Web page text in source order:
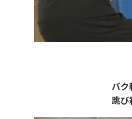
バク
跳び